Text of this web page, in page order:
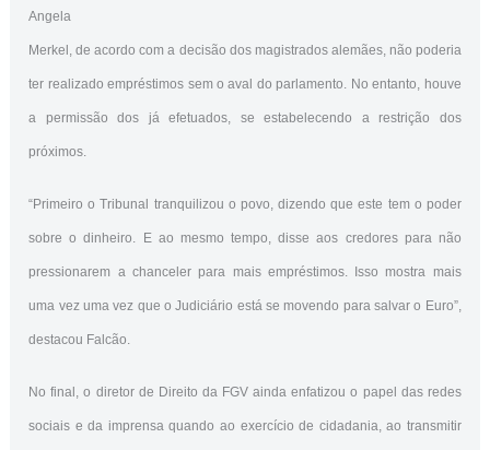
Angela
Merkel, de acordo com a decisão dos magistrados alemães, não poderia
ter realizado empréstimos sem o aval do parlamento. No entanto, houve
a permissão dos já efetuados, se estabelecendo a restrição dos
próximos.
“Primeiro o Tribunal tranquilizou o povo, dizendo que este tem o poder
sobre o dinheiro. E ao mesmo tempo, disse aos credores para não
pressionarem a chanceler para mais empréstimos. Isso mostra mais
uma vez uma vez que o Judiciário está se movendo para salvar o Euro”,
destacou Falcão.
No final, o diretor de Direito da FGV ainda enfatizou o papel das redes
sociais e da imprensa quando ao exercício de cidadania, ao transmitir